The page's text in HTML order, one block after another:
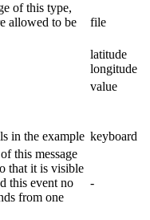
of this type,
allowed to be
file
latitude
longitude
value
in the example keyboard
this message
that it is visible
this event no
from one
-